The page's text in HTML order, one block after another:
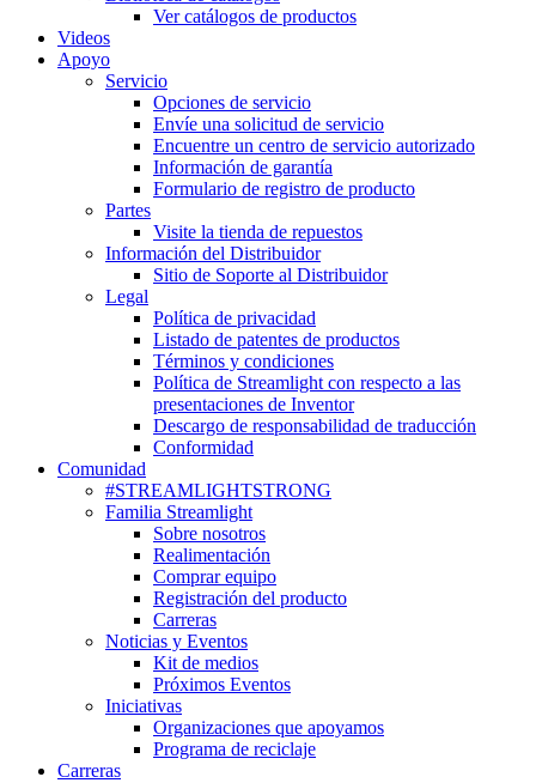
Ver catálogos de productos
Videos
Apoyo
Servicio
Opciones de servicio
Envíe una solicitud de servicio
Encuentre un centro de servicio autorizado
Información de garantía
Formulario de registro de producto
Partes
Visite la tienda de repuestos
Información del Distribuidor
Sitio de Soporte al Distribuidor
Legal
Política de privacidad
Listado de patentes de productos
Términos y condiciones
Política de Streamlight con respecto a las
presentaciones de Inventor
Descargo de responsabilidad de traducción
Conformidad
Comunidad
#STREAMLIGHTSTRONG
Familia Streamlight
Sobre nosotros
Realimentación
Comprar equipo
Registración del producto
Carreras
Noticias y Eventos
Kit de medios
Próximos Eventos
Iniciativas
Organizaciones que apoyamos
Programa de reciclaje
Carreras